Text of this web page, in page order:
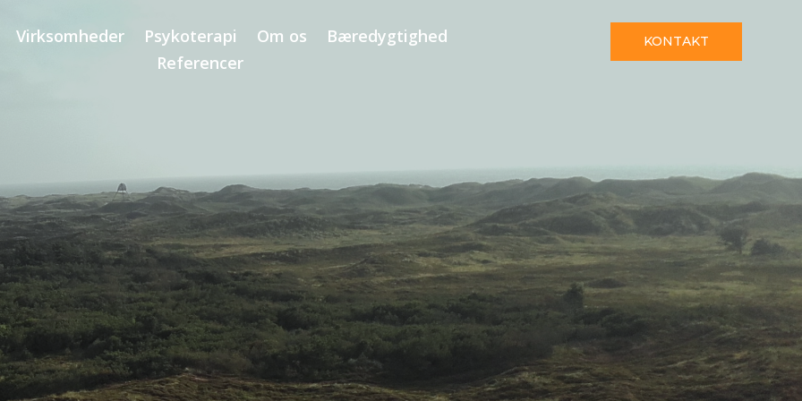
Virksomheder Psykoterapi Om os
Bæredygtighed
Referencer
KONTAKT